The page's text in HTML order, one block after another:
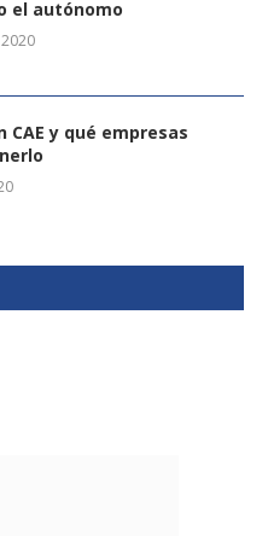
el autónomo
CAE y qué empresas